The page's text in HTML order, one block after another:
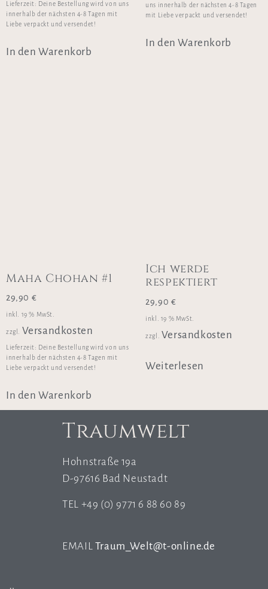
Lieferzeit: Deine Bestellung wird von uns
innerhalb der nächsten 4-8 Tagen mit
Liebe verpackt und versendet!
In den Warenkorb
uns innerhalb der nächsten 4-8 Tagen
mit Liebe verpackt und versendet!
In den Warenkorb
Maha Chohan #1
29,90 €
inkl. 19 % MwSt.
zzgl. Versandkosten
Lieferzeit: Deine Bestellung wird von uns
innerhalb der nächsten 4-8 Tagen mit
Liebe verpackt und versendet!
In den Warenkorb
Ich werde
respektiert
29,90 €
inkl. 19 % MwSt.
zzgl. Versandkosten
Weiterlesen
Traumwelt
Hohnstraße 19a
D-97616 Bad Neustadt
TEL +49 (0) 9771 6 88 60 89
EMAIL Traum_Welt@t-online.de